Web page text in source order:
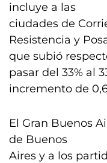
incluye a las
ciudades de
Resistencia y
que subió
pasar del 33% al
incremento de
El Gran Buenos
de Buenos
Aires y a los